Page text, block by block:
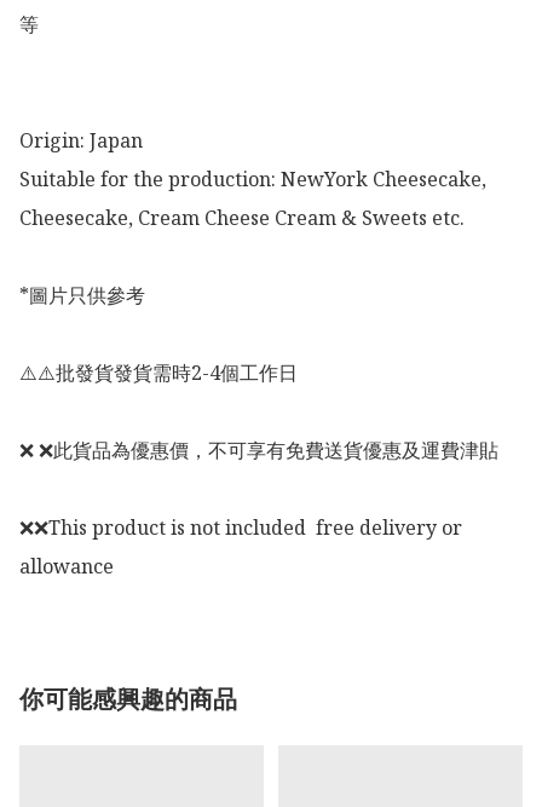
等
Origin: Japan
Suitable for the production: NewYork Cheesecake,
Cheesecake, Cream Cheese Cream & Sweets etc.
*圖片只供參考
⚠️⚠️批發貨發貨需時2-4個工作日
❌ ❌此貨品為優惠價，不可享有免費送貨優惠及運費津貼
❌❌This product is not included  free delivery or
allowance
你可能感興趣的商品